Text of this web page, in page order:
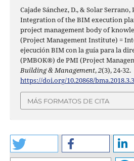
Cajade Sánchez, D., & Solar Serrano,
Integration of the BIM execution
project management body of
(Project Management Institute) =
ejecución BIM con la guía para la
(PMBOK®) de PMI (Project
Building & Management,2(3), 24-32.
https://doi.org/10.20868/
MÁS FORMATOS DE CITA